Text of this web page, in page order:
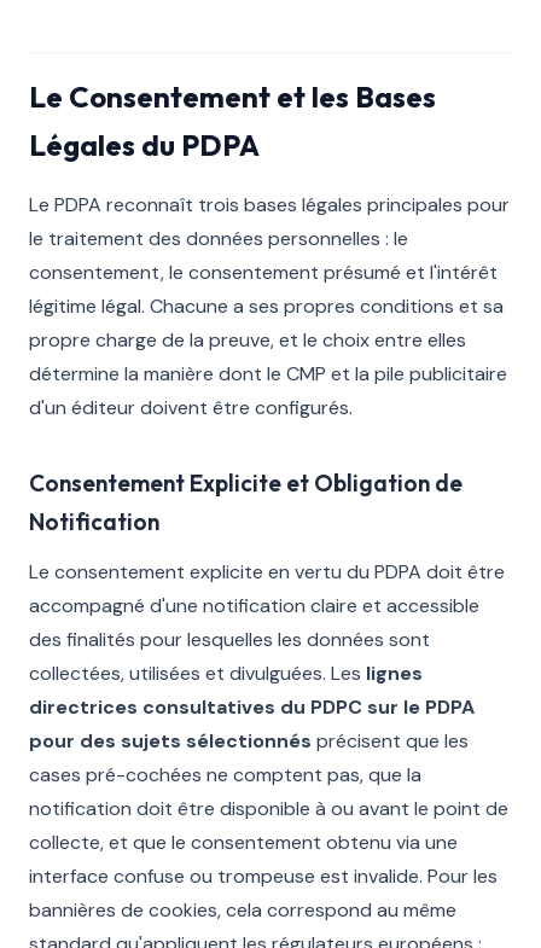
Le Consentement et les Bases
Légales du PDPA
Le PDPA reconnaît trois bases légales principales pour
le traitement des données personnelles : le
consentement, le consentement présumé et l'intérêt
légitime légal. Chacune a ses propres conditions et sa
propre charge de la preuve, et le choix entre elles
détermine la manière dont le CMP et la pile publicitaire
d'un éditeur doivent être configurés.
Consentement Explicite et Obligation de
Notification
Le consentement explicite en vertu du PDPA doit être
accompagné d'une notification claire et accessible
des finalités pour lesquelles les données sont
collectées, utilisées et divulguées. Les lignes
directrices consultatives du PDPC sur le PDPA
pour des sujets sélectionnés précisent que les
cases pré-cochées ne comptent pas, que la
notification doit être disponible à ou avant le point de
collecte, et que le consentement obtenu via une
interface confuse ou trompeuse est invalide. Pour les
bannières de cookies, cela correspond au même